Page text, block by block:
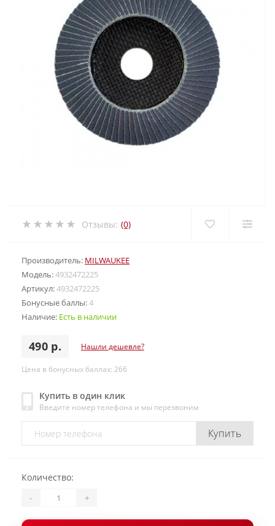
Отзывы: (0)
Производитель: MILWAUKEE
Модель:4932472225
Артикул:4932472225
Бонусные баллы:4
Наличие: Есть в наличии
490 р. Нашли дешевле?
Цена в бонусных баллах: 266
Купить в один клик
Введите номер телефона и мы перезвоним
Купить
Количество:
- +